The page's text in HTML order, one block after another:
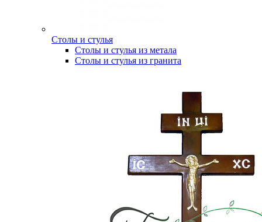
Столы и стулья
Столы и стулья из метала
Столы и стулья из гранита